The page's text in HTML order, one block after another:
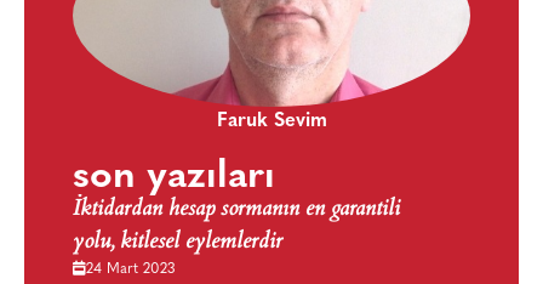
Faruk Sevim
son yazıları
İktidardan hesap sormanın en garantili
yolu, kitlesel eylemlerdir
24 Mart 2023